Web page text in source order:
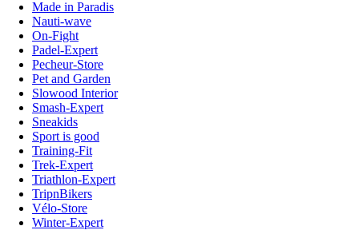
Made in Paradis
Nauti-wave
On-Fight
Padel-Expert
Pecheur-Store
Pet and Garden
Slowood Interior
Smash-Expert
Sneakids
Sport is good
Training-Fit
Trek-Expert
Triathlon-Expert
TripnBikers
Vélo-Store
Winter-Expert